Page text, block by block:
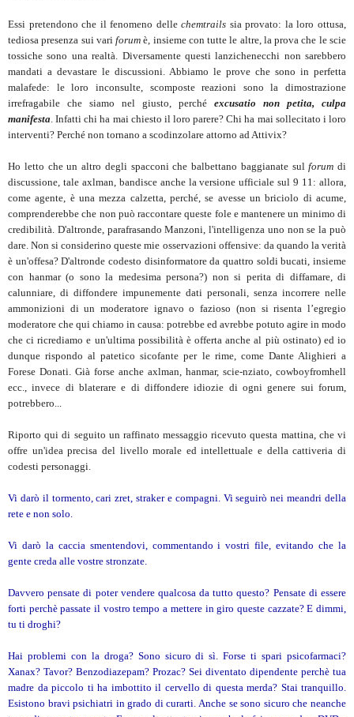
Essi pretendono che il fenomeno dellechemtrails sia provato: la loro ottusa,
tediosa presenza sui variforum è, insieme con tutte le altre, la prova che le scie
tossiche sono una realtà. Diversamente questi lanzichenecchi non sarebbero
mandati a devastare le discussioni. Abbiamo le prove che sono in perfetta
malafede: le loro inconsulte, scomposte reazioni sono la dimostrazione
irrefragabile che siamo nel giusto, perché excusatio non petita, culpa
manifesta . Infatti chi ha mai chiesto il loro parere? Chi ha mai sollecitato i loro
interventi? Perché non tornano a scodinzolare attorno ad Attivix?
Ho letto che un altro degli spacconi che balbettano baggianate sulforum di
discussione, tale axlman, bandisce anche la versione ufficiale sul 9 11: allora,
come agente, è una mezza calzetta, perché, se avesse un briciolo di acume,
comprenderebbe che non può raccontare queste fole e mantenere un minimo di
credibilità. D'altronde, parafrasando Manzoni, l'intelligenza uno non se la può
dare. Non si considerino queste mie osservazioni offensive: da quando la verità
è un'offesa? D'altronde codesto disinformatore da quattro soldi bucati, insieme
con hanmar (o sono la medesima persona?) non si perita di diffamare, di
calunniare, di diffondere impunemente dati personali, senza incorrere nelle
ammonizioni di un moderatore ignavo o fazioso (non si risenta l’egregio
moderatore che qui chiamo in causa: potrebbe ed avrebbe potuto agire in modo
che ci ricrediamo e un'ultima possibilità è offerta anche al più ostinato) ed io
dunque rispondo al patetico sicofante per le rime, come Dante Alighieri a
Forese Donati. Già forse anche axlman, hanmar, scie-nziato, cowboyfromhell
ecc., invece di blaterare e di diffondere idiozie di ogni genere sui forum,
potrebbero...
Riporto qui di seguito un raffinato messaggio ricevuto questa mattina, che vi
offre un'idea precisa del livello morale ed intellettuale e della cattiveria di
codesti personaggi.
Vi darò il tormento, cari zret, straker e compagni. Vi seguirò nei meandri della
rete e non solo.
Vi darò la caccia smentendovi, commentando i vostri file, evitando che la
gente creda alle vostre stronzate.
Davvero pensate di poter vendere qualcosa da tutto questo? Pensate di essere
forti perchè passate il vostro tempo a mettere in giro queste cazzate? E dimmi,
tu ti droghi?
Hai problemi con la droga? Sono sicuro di sì. Forse ti spari psicofarmaci?
Xanax? Tavor? Benzodiazepam? Prozac? Sei diventato dipendente perchè tua
madre da piccolo ti ha imbottito il cervello di questa merda? Stai tranquillo.
Esistono bravi psichiatri in grado di curarti. Anche se sono sicuro che neanche